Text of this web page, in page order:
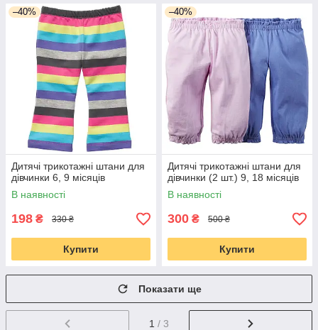
–40%
Дитячі трикотажні штани для
дівчинки 6, 9 місяців
В наявності
198 ₴ 330 ₴
Купити
–40%
Дитячі трикотажні штани для
дівчинки (2 шт.) 9, 18 місяців
В наявності
300 ₴ 500 ₴
Купити
Показати ще
1 / 3